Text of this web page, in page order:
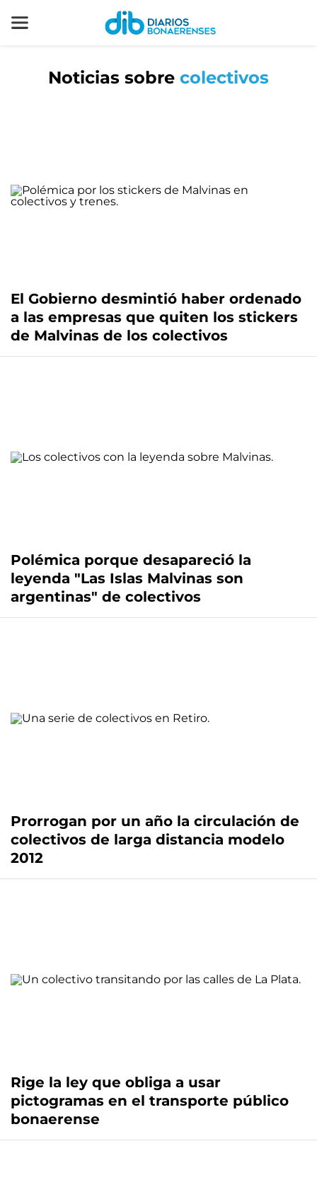
Noticias sobre colectivos
El Gobierno desmintió haber ordenado
a las empresas que quiten los stickers
de Malvinas de los colectivos
Polémica porque desapareció la
leyenda "Las Islas Malvinas son
argentinas" de colectivos
Prorrogan por un año la circulación de
colectivos de larga distancia modelo
2012
Rige la ley que obliga a usar
pictogramas en el transporte público
bonaerense